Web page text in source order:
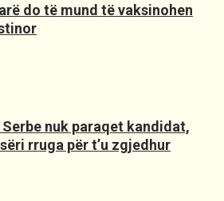
do të mund të vaksinohen
nuk paraqet kandidat,
rruga për t’u zgjedhur